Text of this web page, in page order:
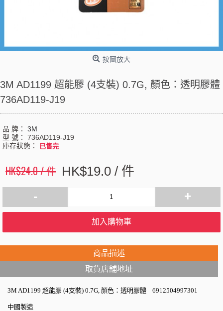
按圖放大
3M AD1199 超能膠 (4支裝) 0.7G, 顏色：透明膠體
736AD119-J19
品 牌： 3M
型 號： 736AD119-J19
庫存狀態： 已售完
HK$24.0 / 件 HK$19.0 / 件
- +
加入購物車
商品描述
取貨店舖地址
3M AD1199 超能膠 (4支裝) 0.7G, 顏色：透明膠體 6912504997301
中國製造